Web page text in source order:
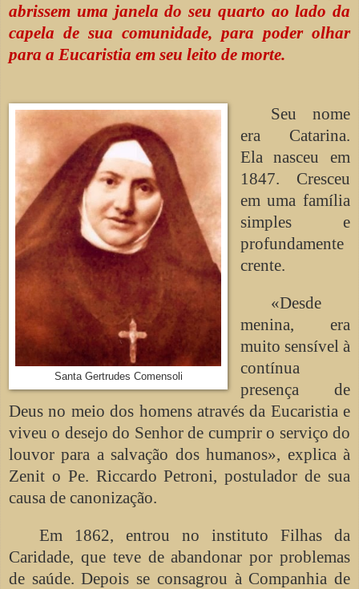
abrissem uma janela do seu quarto ao lado da
capela de sua comunidade, para poder olhar
para a Eucaristia em seu leito de morte.
Santa Gertrudes Comensoli
Seu nome
era Catarina.
Ela nasceu em
1847. Cresceu
em uma família
simples e
profundamente
crente.
«Desde
menina, era
muito sensível à
contínua
presença de
Deus no meio dos homens através da Eucaristia e
viveu o desejo do Senhor de cumprir o serviço do
louvor para a salvação dos humanos», explica à
Zenit o Pe. Riccardo Petroni, postulador de sua
causa de canonização.
Em 1862, entrou no instituto Filhas da
Caridade, que teve de abandonar por problemas
de saúde. Depois se consagrou à Companhia de